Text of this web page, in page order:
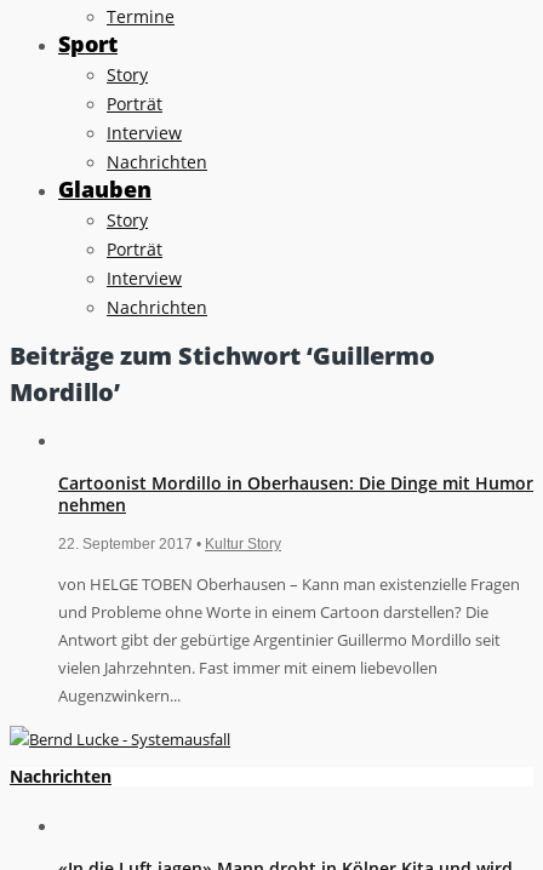
Termine
Sport
Story
Porträt
Interview
Nachrichten
Glauben
Story
Porträt
Interview
Nachrichten
Beiträge zum Stichwort ‘Guillermo
Mordillo’
Cartoonist Mordillo in Oberhausen: Die Dinge mit Humor
nehmen
22. September 2017 • Kultur Story
von HELGE TOBEN Oberhausen – Kann man existenzielle Fragen
und Probleme ohne Worte in einem Cartoon darstellen? Die
Antwort gibt der gebürtige Argentinier Guillermo Mordillo seit
vielen Jahrzehnten. Fast immer mit einem liebevollen
Augenzwinkern...
Nachrichten